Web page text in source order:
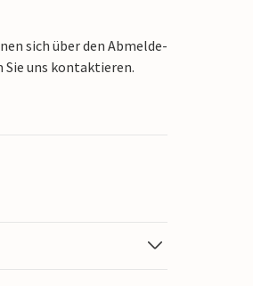
sich über den Abmelde-
Sie uns kontaktieren.